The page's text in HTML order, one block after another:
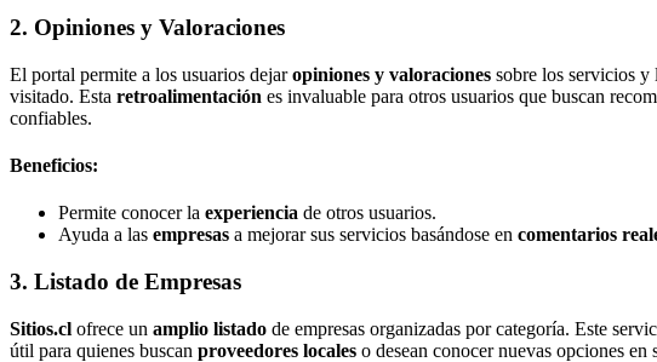
2. Opiniones y Valoraciones
El portal permite a los usuarios dejaropiniones y valoraciones sobre los servicios y
visitado. Esta retroalimentación es invaluable para otros usuarios que buscan
confiables.
Beneficios:
Permite conocer la experiencia de otros usuarios.
Ayuda a las empresas a mejorar sus servicios basándose en comentarios
3. Listado de Empresas
Sitios.cl ofrece un amplio listado de empresas organizadas por categoría. Este
útil para quienes buscan proveedores locales o desean conocer nuevas opciones en